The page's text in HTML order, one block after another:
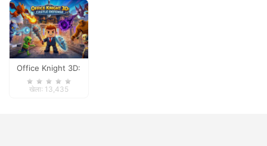
Office Knight 3D:
Castle Defense
खेला: 13,435